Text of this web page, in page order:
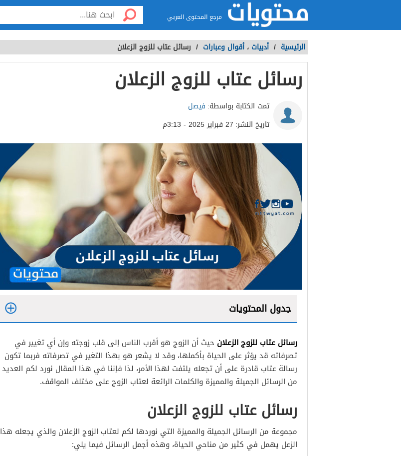
مرجع المحتوى العربي
الرئيسية / أدبيات ، أقوال وعبارات / رسائل عتاب للزوج الزعلان
رسائل عتاب للزوج الزعلان
تمت الكتابة بواسطة: فيصل
تاريخ النشر: 27 فبراير 2025 - 3:13م
جدول المحتويات
رسائل عتاب للزوج الزعلان حيث أن الزوج هو أقرب الناس إلى قلب زوجته وإن أي تغيير في
تصرفاته قد يؤثر على الحياة بأكملها، وقد لا يشعر هو بهذا التغير في تصرفاته فربما تكون
رسالة عتاب قادرة على أن تجعله يلتفت لهذا الأمر، لذا فإننا في هذا المقال نورد لكم العديد
من الرسائل الجميلة والمميزة والكلمات الرائعة لعتاب الزوج على مختلف المواقف.
رسائل عتاب للزوج الزعلان
مجموعة من الرسائل الجميلة والمميزة التي نوردها لكم لعتاب الزوج الزعلان والذي يجعله هذا
الزعل يهمل في كثير من مناحي الحياة، وهذه أجمل الرسائل فيما يلي: